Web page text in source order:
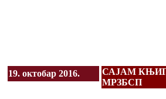
19. октобар 2016.
САЈАМ
МРЗБСП